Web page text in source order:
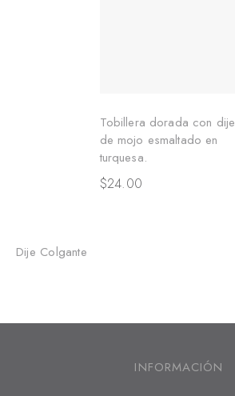
Tobillera dorada con dije
de mojo esmaltado en
turquesa.
$24.00
Dije Colgante
INFORMACIÓN